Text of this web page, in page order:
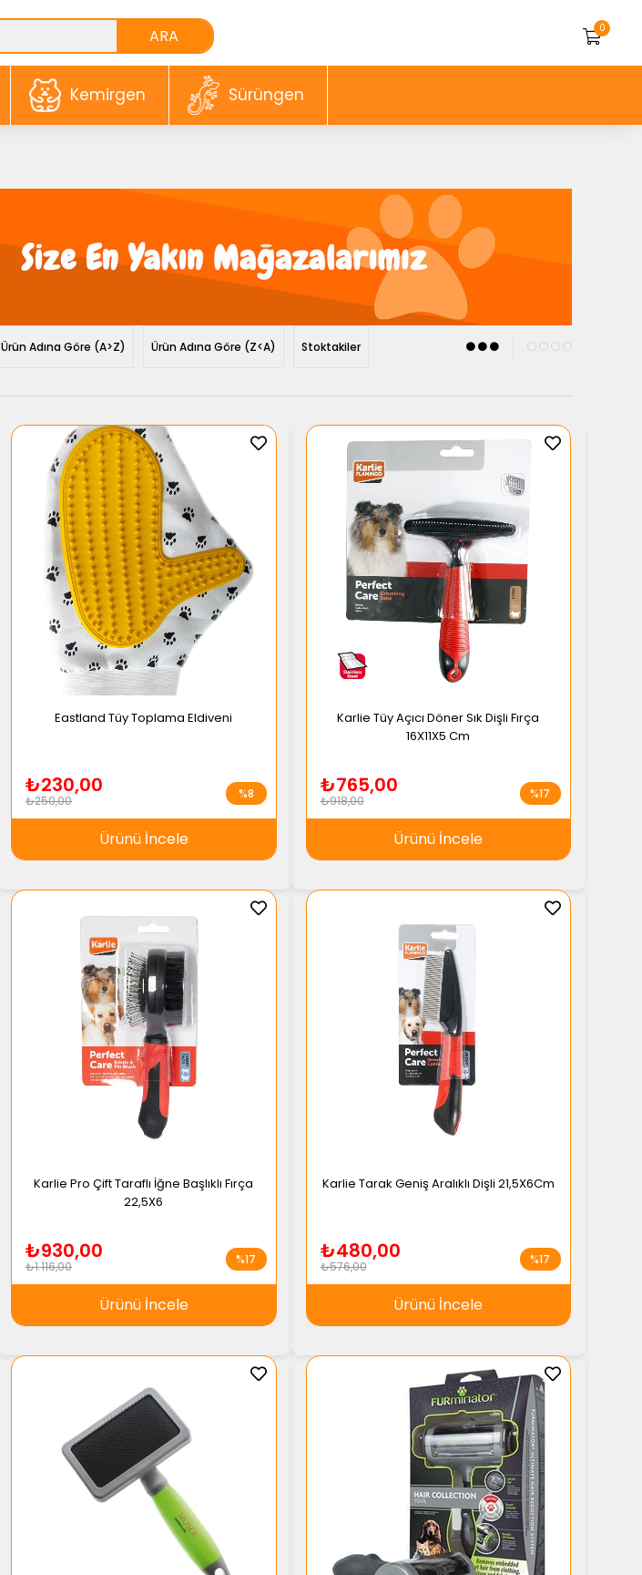
0
Kemirgen Sürüngen
Ürün Adına Göre (A>Z) Ürün Adına Göre (Z<A) Stoktakiler
Eastland Tüy Toplama Eldiveni
₺230,00
₺250,00
Ürünü İncele
%8
Karlie Tüy Açıcı Döner Sık Dişli Fırça
16X11X5 Cm
₺765,00
₺918,00
Ürünü İncele
%17
Karlie Pro Çift Taraflı İğne Başlıklı Fırça
22,5X6
₺930,00
₺1.116,00
Ürünü İncele
%17
Karlie Tarak Geniş Aralıklı Dişli 21,5X6Cm
₺480,00
₺576,00
Ürünü İncele
%17